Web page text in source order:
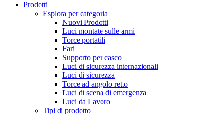
Prodotti
Esplora per categoria
Nuovi Prodotti
Luci montate sulle armi
Torce portatili
Fari
Supporto per casco
Luci di sicurezza internazionali
Luci di sicurezza
Torce ad angolo retto
Luci di scena di emergenza
Luci da Lavoro
Tipi di prodotto